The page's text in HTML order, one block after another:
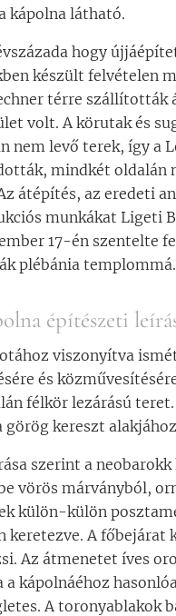
kápolna látható.
hogy
készült felvételen
térre szállították
volt. A körutak és
nem levő terek, így a
mindkét oldalán
átépítés, az eredeti
munkákat Ligeti
17-én szentelte
plébánia templommá.
építészeti
viszonyítva
és
félkör lezárású
görög kereszt
szerint a
vörös márványból,
külön-külön
keretezve. A főbejárat
Az átmenetet íves
kápolnáéhoz
A toronyablakok